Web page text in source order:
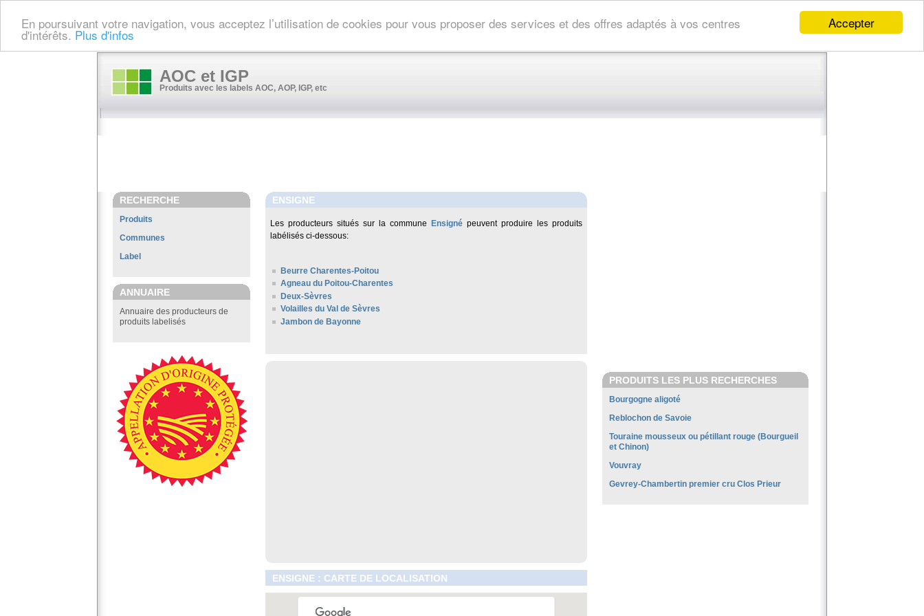
Accepter
En poursuivant votre navigation, vous acceptez l’utilisation de cookies pour vous proposer des services et des offres adaptés à vos centres
d'intérêts. Plus d'infos
AOC et IGP
Produits avec les labels AOC, AOP, IGP, etc
RECHERCHE
Produits
Communes
Label
ANNUAIRE
Annuaire des producteurs de
produits labelisés
ENSIGNE
Les producteurs situés sur la commune Ensigné peuvent produire les produits
labélisés ci-dessous:
Beurre Charentes-Poitou
Agneau du Poitou-Charentes
Deux-Sèvres
Volailles du Val de Sèvres
Jambon de Bayonne
ENSIGNE : CARTE DE LOCALISATION
PRODUITS LES PLUS RECHERCHES
Bourgogne aligoté
Reblochon de Savoie
Touraine mousseux ou pétillant rouge (Bourgueil
et Chinon)
Vouvray
Gevrey-Chambertin premier cru Clos Prieur